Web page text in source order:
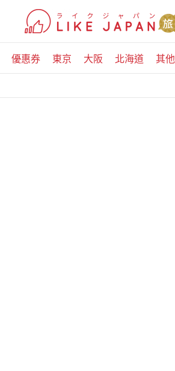
優惠券 東京 大阪 北海道 其他